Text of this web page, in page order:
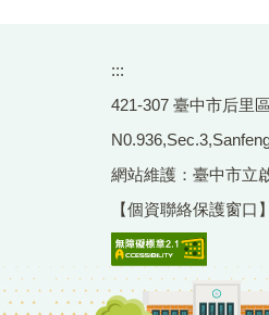
:::
421-307 臺中市后里
網站維護：臺中市立
【個資聯絡保護窗口】